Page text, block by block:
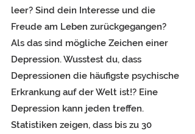
leer? Sind dein Interesse und die
Freude am Leben zurückgegangen?
Als das sind mögliche Zeichen einer
Depression. Wusstest du, dass
Depressionen die häufigste psychische
Erkrankung auf der Welt ist!? Eine
Depression kann jeden treffen.
Statistiken zeigen, dass bis zu 30